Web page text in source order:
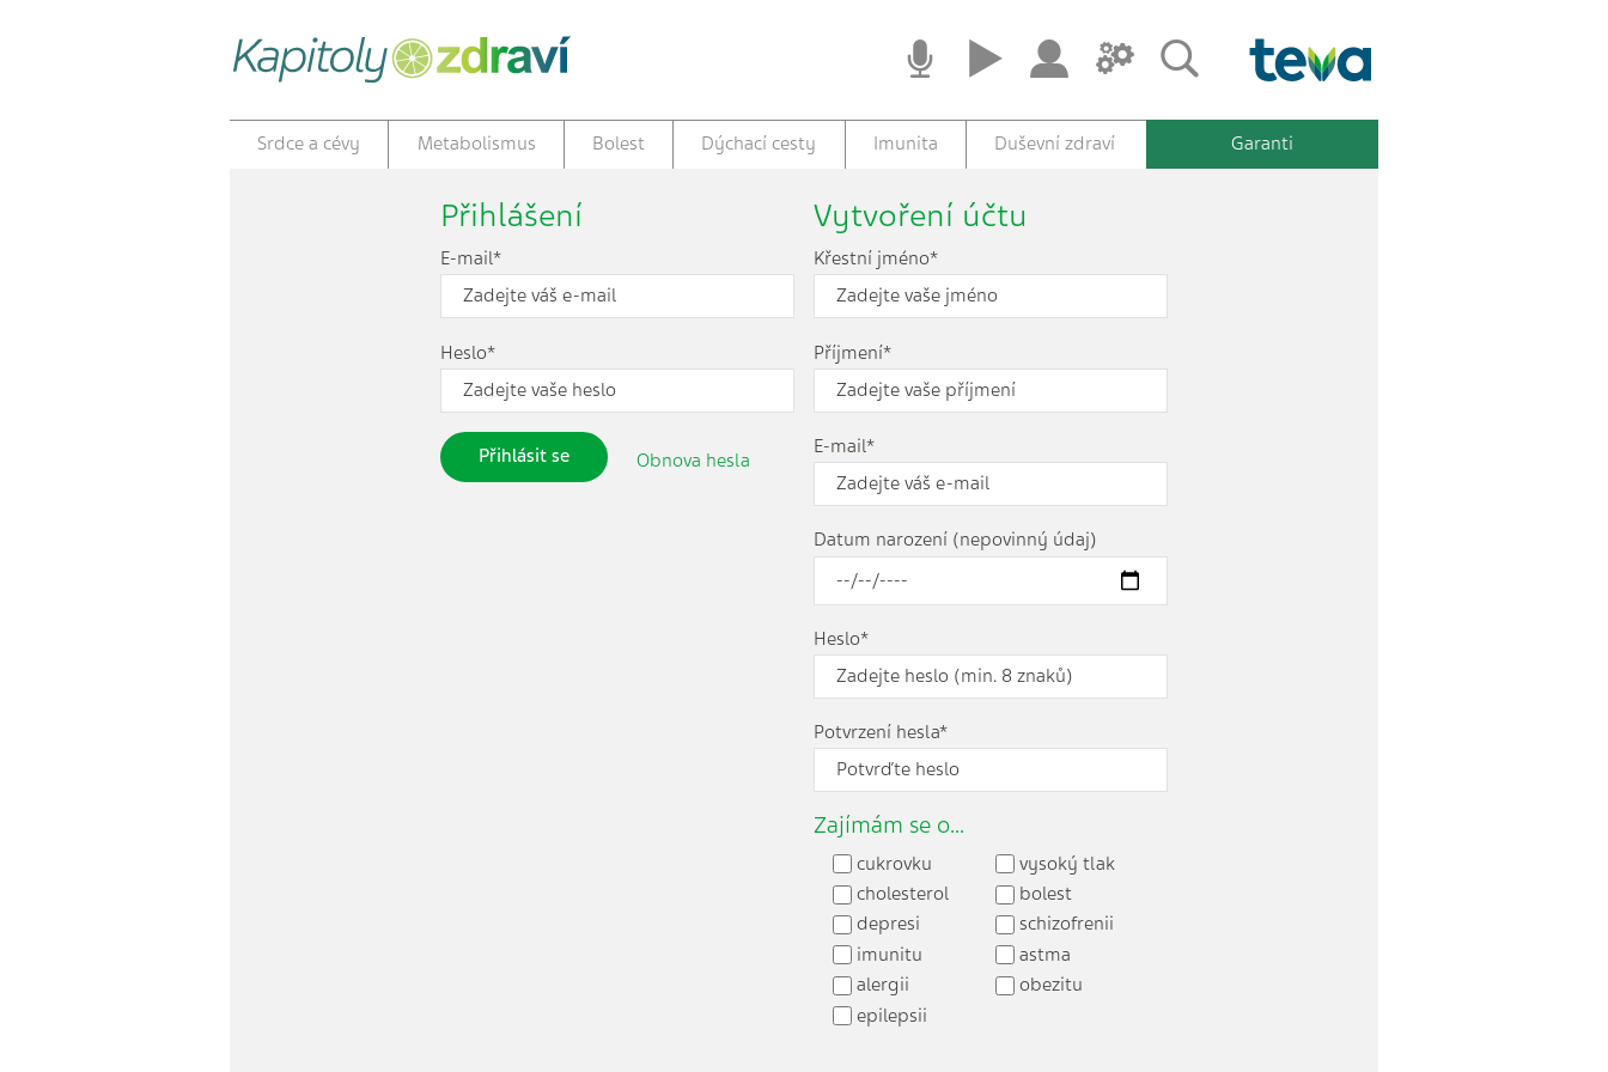
Srdce a cévy Metabolismus Bolest Dýchací cesty Imunita Duševní zdraví Garanti
Přihlášení
E-mail*
Heslo*
Přihlásit se Obnova hesla
Vytvoření účtu
Křestní jméno*
Příjmení*
E-mail*
Datum narození (nepovinný údaj)
Heslo*
Potvrzení hesla*
Zajímám se o...
cukrovku
vysoký tlak
cholesterol
bolest
depresi
schizofrenii
imunitu
astma
alergii
obezitu
epilepsii